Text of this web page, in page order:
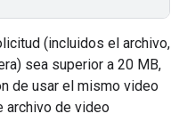
(incluidos el archivo,
sea superior a 20 MB,
de usar el mismo video
archivo de video